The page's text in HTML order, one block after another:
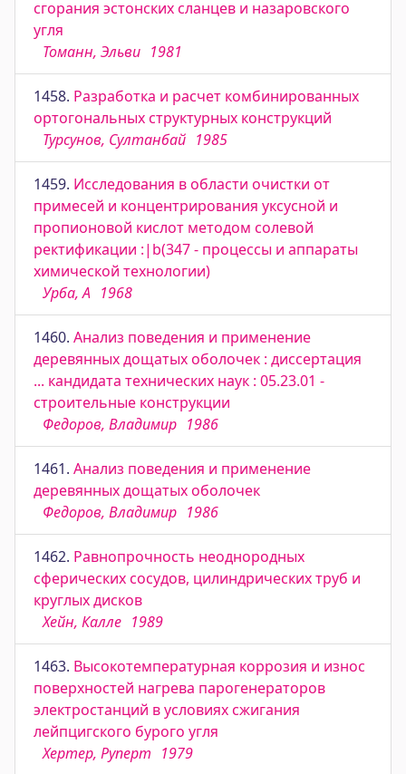
сгорания эстонских сланцев и назаровского
угля
Томанн, Эльви 1981
1458. Разработка и расчет комбинированных
ортогональных структурных конструкций
Турсунов, Султанбай 1985
1459. Исследования в области очистки от
примесей и концентрирования уксусной и
пропионовой кислот методом солевой
ректификации :|b(347 - процессы и аппараты
химической технологии)
Урба, А 1968
1460. Анализ поведения и применение
деревянных дощатых оболочек : диссертация
... кандидата технических наук : 05.23.01 -
строительные конструкции
Федоров, Владимир 1986
1461. Анализ поведения и применение
деревянных дощатых оболочек
Федоров, Владимир 1986
1462. Равнопрочность неоднородных
сферических сосудов, цилиндрических труб и
круглых дисков
Хейн, Калле 1989
1463. Высокотемпературная коррозия и износ
поверхностей нагрева парогенераторов
электростанций в условиях сжигания
лейпцигского бурого угля
Хертер, Руперт 1979